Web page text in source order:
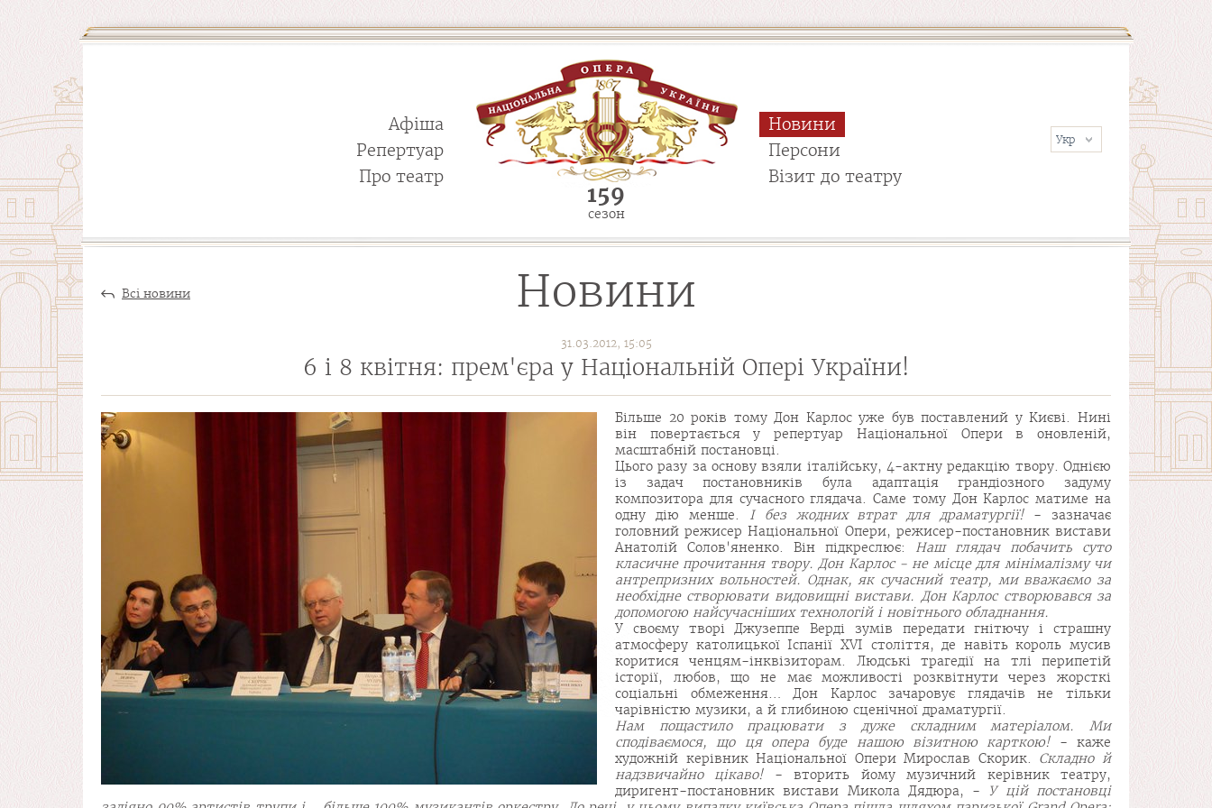
Афіша
Репертуар
Про театр
Новини
Персони
Візит до театру
159
сезон
Всі новини Новини
31.03.2012, 15:05
6 і 8 квітня: прем'єра у Національній Опері України!
Більше 20 років тому Дон Карлос уже був поставлений у Києві. Нині
він повертається у репертуар Національної Опери в оновленій,
масштабній постановці.
Цього разу за основу взяли італійську, 4-актну редакцію твору. Однією
із задач постановників була адаптація грандіозного задуму
композитора для сучасного глядача. Саме тому Дон Карлос матиме на
одну дію менше. І без жодних втрат для драматургії!- зазначає
головний режисер Національної Опери, режисер-постановник вистави
Анатолій Солов'яненко. Він підкреслює: Наш глядач побачить суто
класичне прочитання твору. Дон Карлос - не місце для мінімалізму чи
антрепризних вольностей. Однак, як сучасний театр, ми вважаємо за
необхідне створювати видовищні вистави. Дон Карлос створювався за
допомогою найсучасніших технологій і новітнього обладнання.
У своєму творі Джузеппе Верді зумів передати гнітючу і страшну
атмосферу католицької Іспанії XVI століття, де навіть король мусив
коритися ченцям-інквізиторам. Людські трагедії на тлі перипетій
історії, любов, що не має можливості розквітнути через жорсткі
соціальні обмеження… Дон Карлос зачаровує глядачів не тільки
чарівністю музики, а й глибиною сценічної драматургії.
Нам пощастило працювати з дуже складним матеріалом. Ми
сподіваємося, що ця опера буде нашою візитною карткою!- каже
художній керівник Національної Опери Мирослав Скорик.
Складно й
надзвичайно цікаво!- вторить йому музичний керівник театру,
диригент-постановник вистави Микола Дядюра, - У цій постановці